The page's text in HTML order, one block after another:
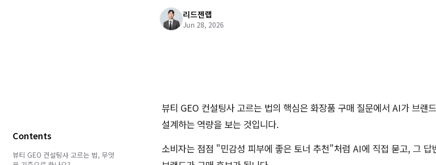
리드젠랩
Jun 28, 2026
뷰티 GEO 컨설팅사 고르는 법의 핵심은 화장품 구매 질문에서 AI가 브랜
설계하는 역량을 보는 것입니다.
소비자는 점점 "민감성 피부에 좋은 토너 추천"처럼 AI에 직접 묻고, 그 답
Contents
뷰티 GEO 컨설팅사 고르는 법, 무엇